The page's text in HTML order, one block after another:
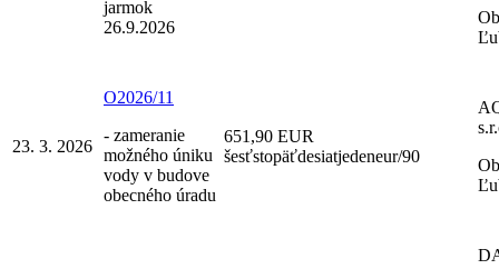
jarmok
26.9.2026
23. 3. 2026
O2026/11
- zameranie
možného úniku
vody v budove
obecného úradu
651,90 EUR
šesťstopäťdesiatjedeneur/90